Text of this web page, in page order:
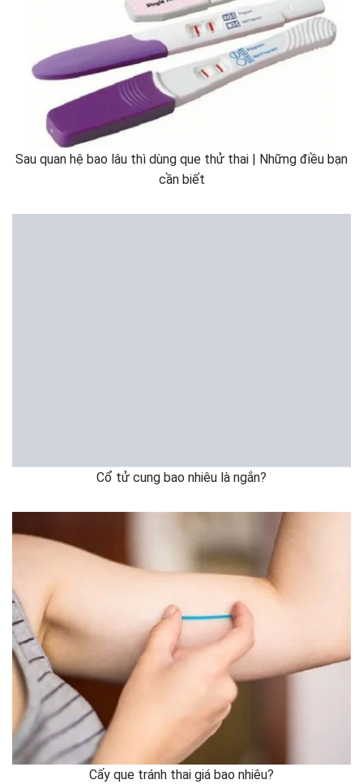
Sau quan hệ bao lâu thì dùng que thử thai | Những điều bạn
cần biết
Cổ tử cung bao nhiêu là ngắn?
Cấy que tránh thai giá bao nhiêu?